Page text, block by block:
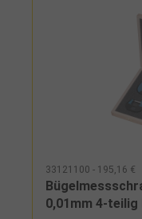
33121100 - 195,16 €
0,01mm 4-teilig